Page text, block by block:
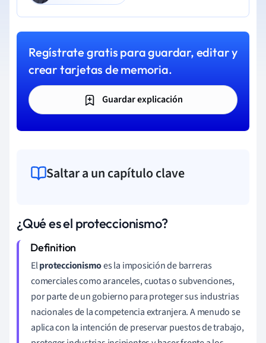
Regístrate gratis para guardar, editar y
crear tarjetas de memoria.
Guardar explicación
Saltar a un capítulo clave
¿Qué es el proteccionismo?
Elproteccionismoes la imposición de barreras
comerciales como aranceles, cuotas o subvenciones,
por parte de un gobierno para proteger sus industrias
nacionales de la competencia extranjera. A menudo se
aplica con la intención de preservar puestos de trabajo,